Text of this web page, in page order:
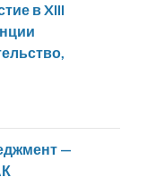
в XIII
—